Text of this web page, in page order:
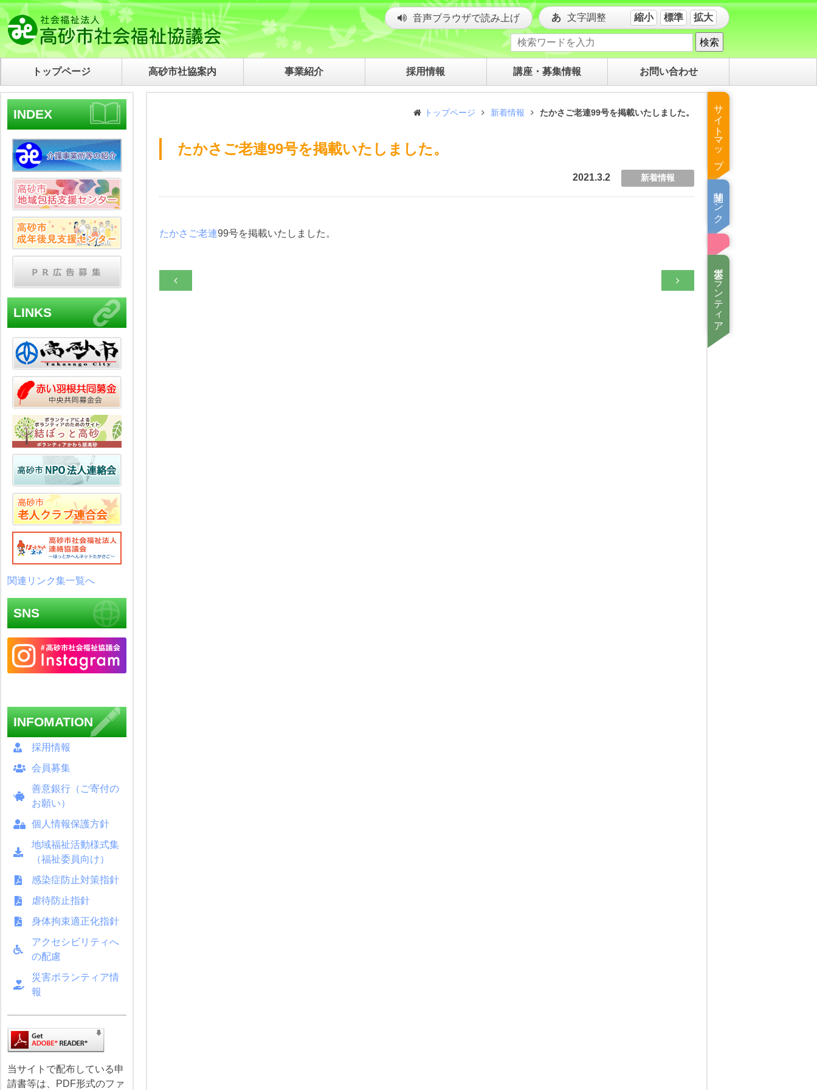
音声ブラウザで読み上げ 文字調整 縮小 標準 拡大
検索
トップページ 高砂市社協案内 事業紹介 採用情報 講座・募集情報 お問い合わせ
INDEX
LINKS
関連リンク集一覧へ
SNS
INFOMATION
採用情報
会員募集
善意銀行（ご寄付の
お願い）
個人情報保護方針
地域福祉活動様式集
（福祉委員向け）
感染症防止対策指針
虐待防止指針
身体拘束適正化指針
アクセシビリティへ
の配慮
災害ボランティア情
報
当サイトで配布している申
請書等は、PDF形式のファ
トップページ 新着情報 たかさご老連99号を掲載いたしました。
たかさご老連99号を掲載いたしました。
2021.3.2 新着情報
たかさご老連99号を掲載いたしました。
 
サイトマップ
関連リンク集
災害ボランティア情報